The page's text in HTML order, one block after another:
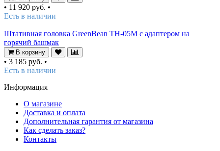
• 11 920 руб. •
Есть в наличии
Штативная головка GreenBean TH-05M с адаптером на
горячий башмак
В корзину
• 3 185 руб. •
Есть в наличии
Информация
О магазине
Доставка и оплата
Дополнительная гарантия от магазина
Как сделать заказ?
Контакты